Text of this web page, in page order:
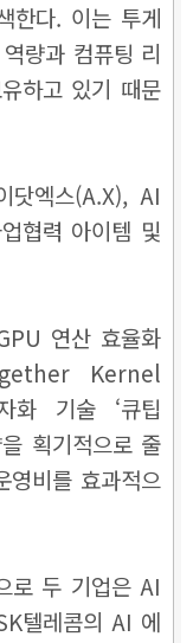
한다. 이는 투게
량과 컴퓨팅 리
하고 있기 때문
닷엑스(A.X), AI
협력 아이템 및
연산 효율화
Kernel
화 기술 ‘큐팁
획기적으로 줄
비를 효과적으
로 두 기업은 AI
텔레콤의 AI 에